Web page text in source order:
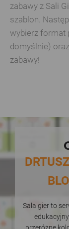
zabawy z Sali
szablon.
wybierz format
domyślnie)
zabawy!
Sala gier to
przeróżne